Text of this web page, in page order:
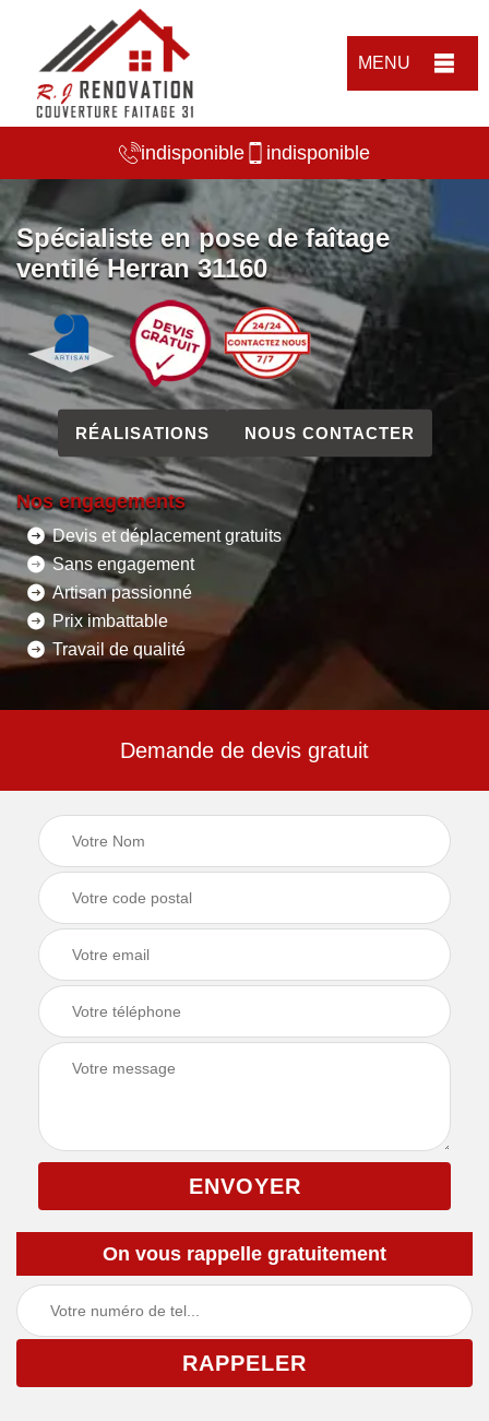
MENU
indisponible indisponible
Spécialiste en pose de faîtage
ventilé Herran 31160
RÉALISATIONS NOUS CONTACTER
Nos engagements
Devis et déplacement gratuits
Sans engagement
Artisan passionné
Prix imbattable
Travail de qualité
Demande de devis gratuit
On vous rappelle gratuitement